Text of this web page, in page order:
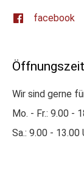
facebook
Wir sind gerne
Mo. - Fr.: 9.00 -
Sa.: 9.00 - 13.00